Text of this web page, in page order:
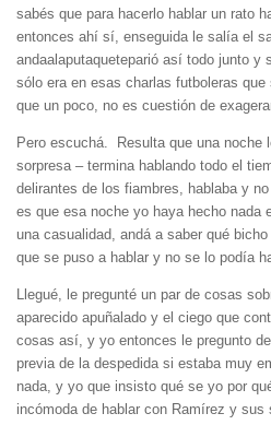
sabés que para hacerlo hablar un rato
entonces ahí sí, enseguida le salía el
andaalaputaqueteparió así todo junto y
sólo era en esas charlas futboleras
que un poco, no es cuestión de
Pero escuchá. Resulta que una noche
sorpresa – termina hablando todo el
delirantes de los fiambres, hablaba y
es que esa noche yo haya hecho nada
una casualidad, andá a saber qué
que se puso a hablar y no se lo podía
Llegué, le pregunté un par de cosas
aparecido apuñalado y el ciego que
cosas así, y yo entonces le pregunto
previa de la despedida si estaba muy
nada, y yo que insisto qué se yo por
incómoda de hablar con Ramírez y